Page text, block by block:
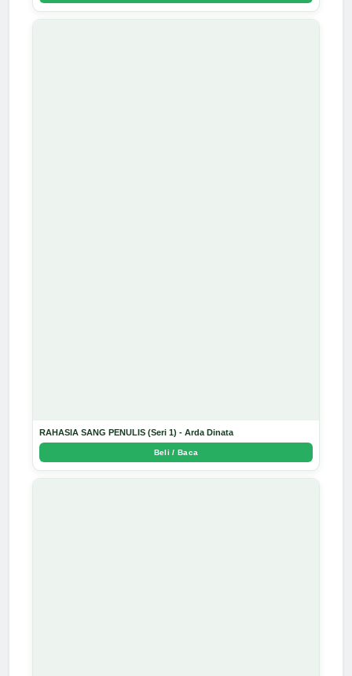
RAHASIA SANG PENULIS (Seri 1) - Arda Dinata
Beli / Baca